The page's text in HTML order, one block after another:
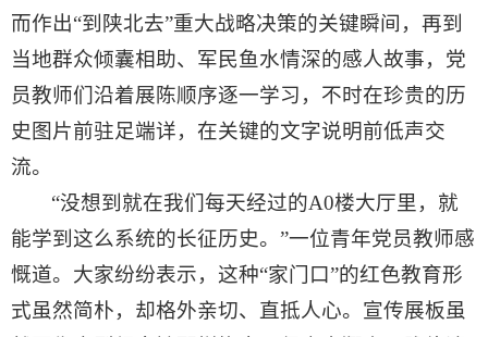
而作出“到陕北去”重大战略决策的关键瞬间，再到
当地群众倾囊相助、军民鱼水情深的感人故事，党
员教师们沿着展陈顺序逐一学习，不时在珍贵的历
史图片前驻足端详，在关键的文字说明前低声交
流。
“没想到就在我们每天经过的A0楼大厅里，就
能学到这么系统的长征历史。”一位青年党员教师感
慨道。大家纷纷表示，这种“家门口”的红色教育形
式虽然简朴，却格外亲切、直抵人心。宣传展板虽